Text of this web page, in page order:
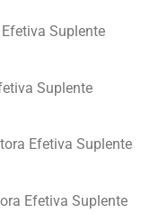
Suplente
Suplente
Efetiva Suplente
Efetiva Suplente